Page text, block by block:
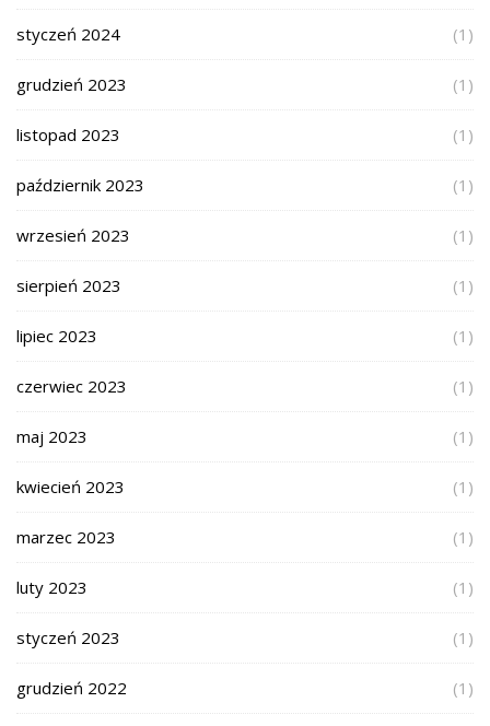
styczeń 2024 (1)
grudzień 2023 (1)
listopad 2023 (1)
październik 2023 (1)
wrzesień 2023 (1)
sierpień 2023 (1)
lipiec 2023 (1)
czerwiec 2023 (1)
maj 2023 (1)
kwiecień 2023 (1)
marzec 2023 (1)
luty 2023 (1)
styczeń 2023 (1)
grudzień 2022 (1)